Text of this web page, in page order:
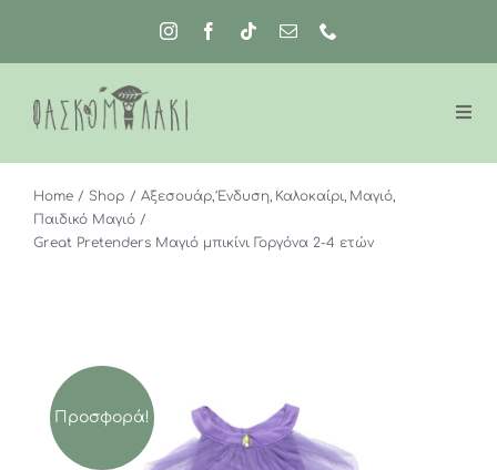
περιεχόμενο
Home Shop Αξεσουάρ Ένδυση Καλοκαίρι Μαγιό
Παιδικό Μαγιό
Great Pretenders Μαγιό μπικίνι Γοργόνα 2-4 ετών
Προσφορά!